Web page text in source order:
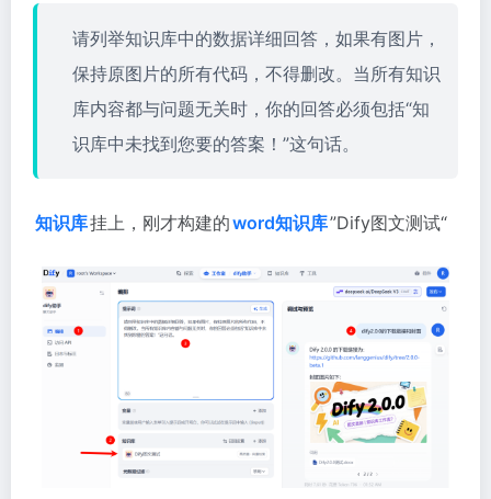
请列举知识库中的数据详细回答，如果有图片，
保持原图片的所有代码，不得删改。当所有知识
库内容都与问题无关时，你的回答必须包括“知
识库中未找到您要的答案！”这句话。
知识库挂上，刚才构建的word知识库”Dify图文测试“